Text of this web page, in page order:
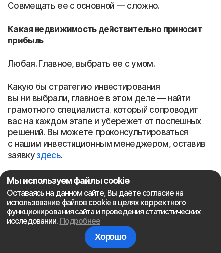
Совмещать ее с основной — сложно.
Какая недвижимость действительно приносит
прибыль
Любая. Главное, выбрать ее с умом.
Какую бы стратегию инвестирования
вы ни выбрали, главное в этом деле — найти
грамотного специалиста, который сопроводит
вас на каждом этапе и убережет от поспешных
решений. Вы можете проконсультироваться
с нашим инвестиционным менеджером, оставив
заявку здесь.
404
Комментарии
Мы используем файлы cookie
Оставаясь на данном сайте, Вы даёте согласие на
использование файлов cookie в целях корректного
функционирования сайта и проведения статистических
исследовании. Подробнее
Хорошо